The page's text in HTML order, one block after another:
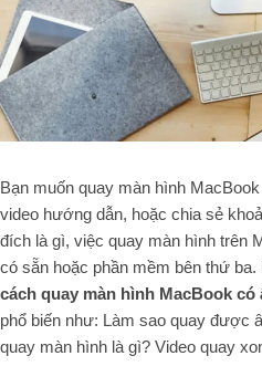
Bạn muốn quay màn hình
video hướng dẫn, hoặc chia sẻ
đích là gì, việc quay màn hình trên
có sẵn hoặc phần mềm bên thứ
cách quay màn hình MacBook có
phổ biến như: Làm sao quay được
quay màn hình là gì? Video quay